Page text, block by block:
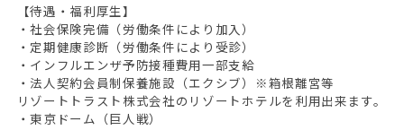
【待遇・福利厚生】
・社会保険完備（労働条件により加入）
・定期健康診断（労働条件により受診）
・インフルエンザ予防接種費用一部支給
・法人契約会員制保養施設（エクシブ）※箱根離宮等
リゾートトラスト株式会社のリゾートホテルを利用出来ます。
・東京ドーム（巨人戦）